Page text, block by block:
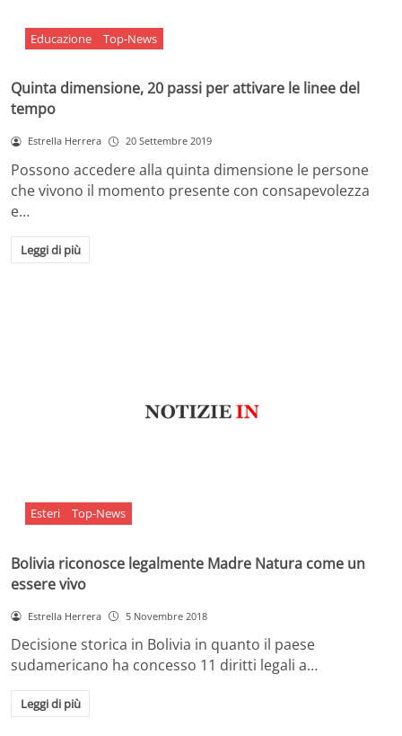
Educazione Top-News
Quinta dimensione, 20 passi per attivare le linee del
tempo
Estrella Herrera 20 Settembre 2019
Possono accedere alla quinta dimensione le persone
che vivono il momento presente con consapevolezza
e…
Leggi di più
Esteri Top-News
Bolivia riconosce legalmente Madre Natura come un
essere vivo
Estrella Herrera 5 Novembre 2018
Decisione storica in Bolivia in quanto il paese
sudamericano ha concesso 11 diritti legali a…
Leggi di più